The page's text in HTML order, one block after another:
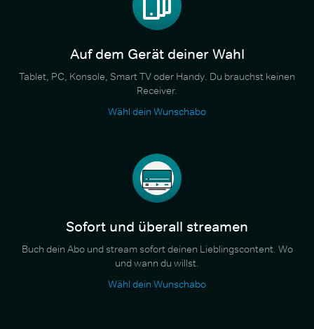
Auf dem Gerät deiner Wahl
Tablet, PC, Konsole, Smart TV oder Handy. Du brauchst keinen
Receiver.
Wähl dein Wunschabo
Sofort und überall streamen
Buch dein Abo und stream sofort deinen Lieblingscontent. Wo
und wann du willst.
Wähl dein Wunschabo